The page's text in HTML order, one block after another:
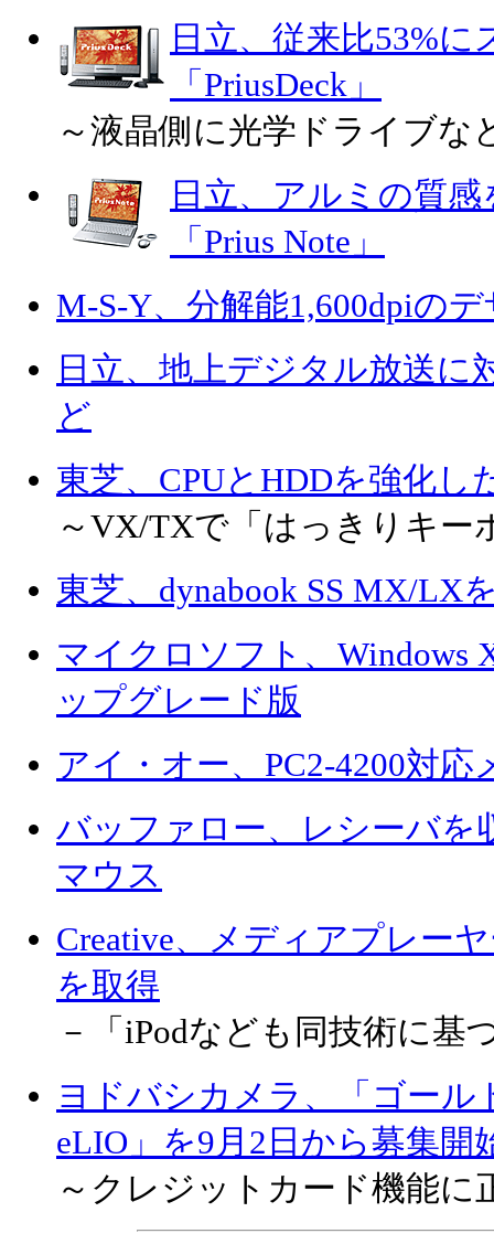
日立、従来比53%
「PriusDeck」
～液晶側に光学ドライブな
日立、アルミの質
「Prius Note」
M-S-Y、分解能1,600dpiの
日立、地上デジタル放送に
ど
東芝、CPUとHDDを強化し
～VX/TXで「はっきりキー
東芝、dynabook SS MX/LX
マイクロソフト、Windows
ップグレード版
アイ・オー、PC2-4200対
バッファロー、レシーバを
マウス
Creative、メディアプレー
を取得
－「iPodなども同技術に基
ヨドバシカメラ、「ゴール
eLIO」を9月2日から募集開
～クレジットカード機能に